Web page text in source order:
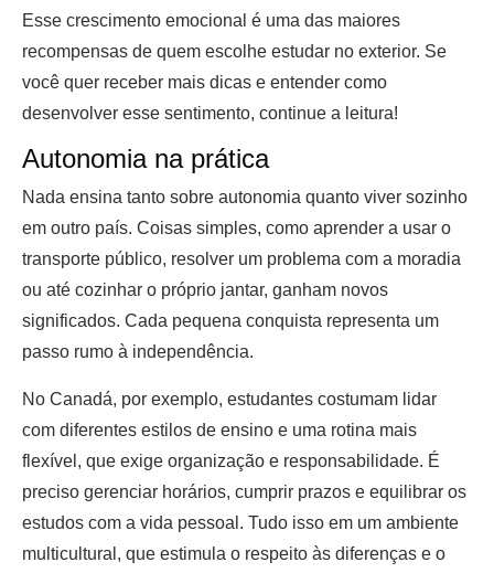
Esse crescimento emocional é uma das maiores
recompensas de quem escolhe estudar no exterior. Se
você quer receber mais dicas e entender como
desenvolver esse sentimento, continue a leitura!
Autonomia na prática
Nada ensina tanto sobre autonomia quanto viver sozinho
em outro país. Coisas simples, como aprender a usar o
transporte público, resolver um problema com a moradia
ou até cozinhar o próprio jantar, ganham novos
significados. Cada pequena conquista representa um
passo rumo à independência.
No Canadá, por exemplo, estudantes costumam lidar
com diferentes estilos de ensino e uma rotina mais
flexível, que exige organização e responsabilidade. É
preciso gerenciar horários, cumprir prazos e equilibrar os
estudos com a vida pessoal. Tudo isso em um ambiente
multicultural, que estimula o respeito às diferenças e o